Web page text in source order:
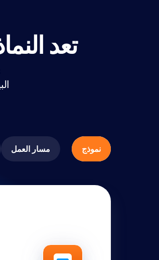
تعد
نموذج مسار العمل